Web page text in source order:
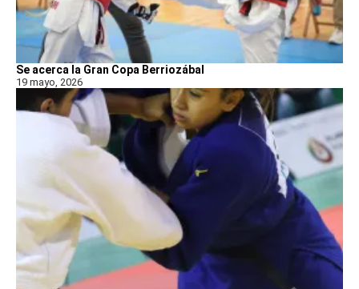
Se acerca la Gran Copa Berriozábal
19 mayo, 2026